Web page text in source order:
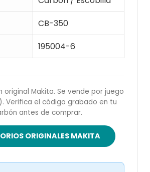
CB-350
195004-6
original Makita. Se vende por juego
Verifica el código grabado en tu
antes de comprar.
ORIGINALES MAKITA